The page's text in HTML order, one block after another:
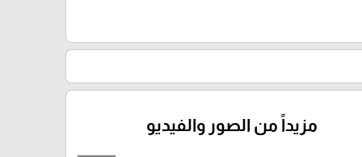
مزيداً من الصور والفيديو